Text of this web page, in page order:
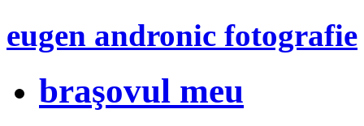
eugen andronic fotografie
braşovul meu